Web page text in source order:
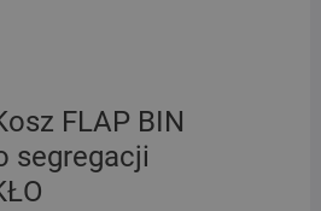
FLAP BIN
segregacji